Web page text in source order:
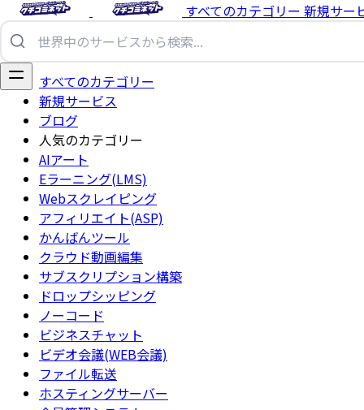
すべてのカテゴリー 新規サー
すべてのカテゴリー
新規サービス
ブログ
人気のカテゴリー
AIアート
Eラーニング(LMS)
Webスクレイピング
アフィリエイト(ASP)
かんばんツール
クラウド動画編集
サブスクリプション構築
ドロップシッピング
ノーコード
ビジネスチャット
ビデオ会議(WEB会議)
ファイル転送
ホスティングサーバー